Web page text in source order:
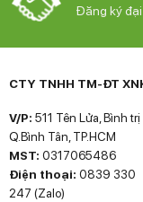
Đăng ký
CTY TNHH TM-ĐT
V/P: 511 Tên Lửa, Bình
Q.Bình Tân, TP.HCM
MST: 0317065486
Điện thoại: 0839 330
247 (Zalo)